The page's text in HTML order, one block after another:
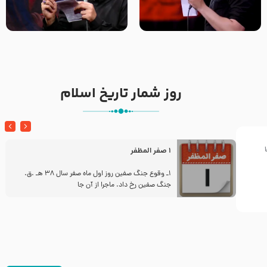
تک ، عبّاس، صاحب دل‌هاست –
حاج حنیف طاهری – عزاداری شب
من غلام نوکراتم من عاشق
کربلاتم – شور زمینه – شب هفتم
روز شمار تاریخ اسلام
1 صفر المظفر
1ـ وقوع جنگ صفین روز اول ماه صفر سال 38 هـ .ق.
جنگ صفین رخ داد. ماجرا از آن جا